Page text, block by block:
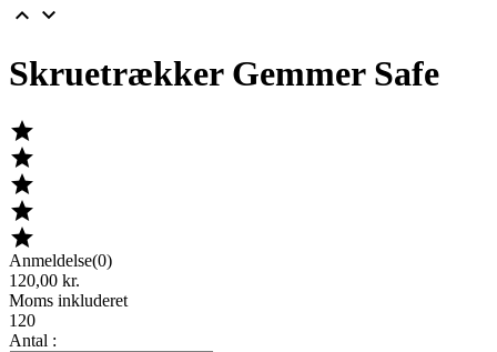
 
Skruetrækker Gemmer Safe





Anmeldelse(0)
120,00 kr.
Moms inkluderet
120
Antal :